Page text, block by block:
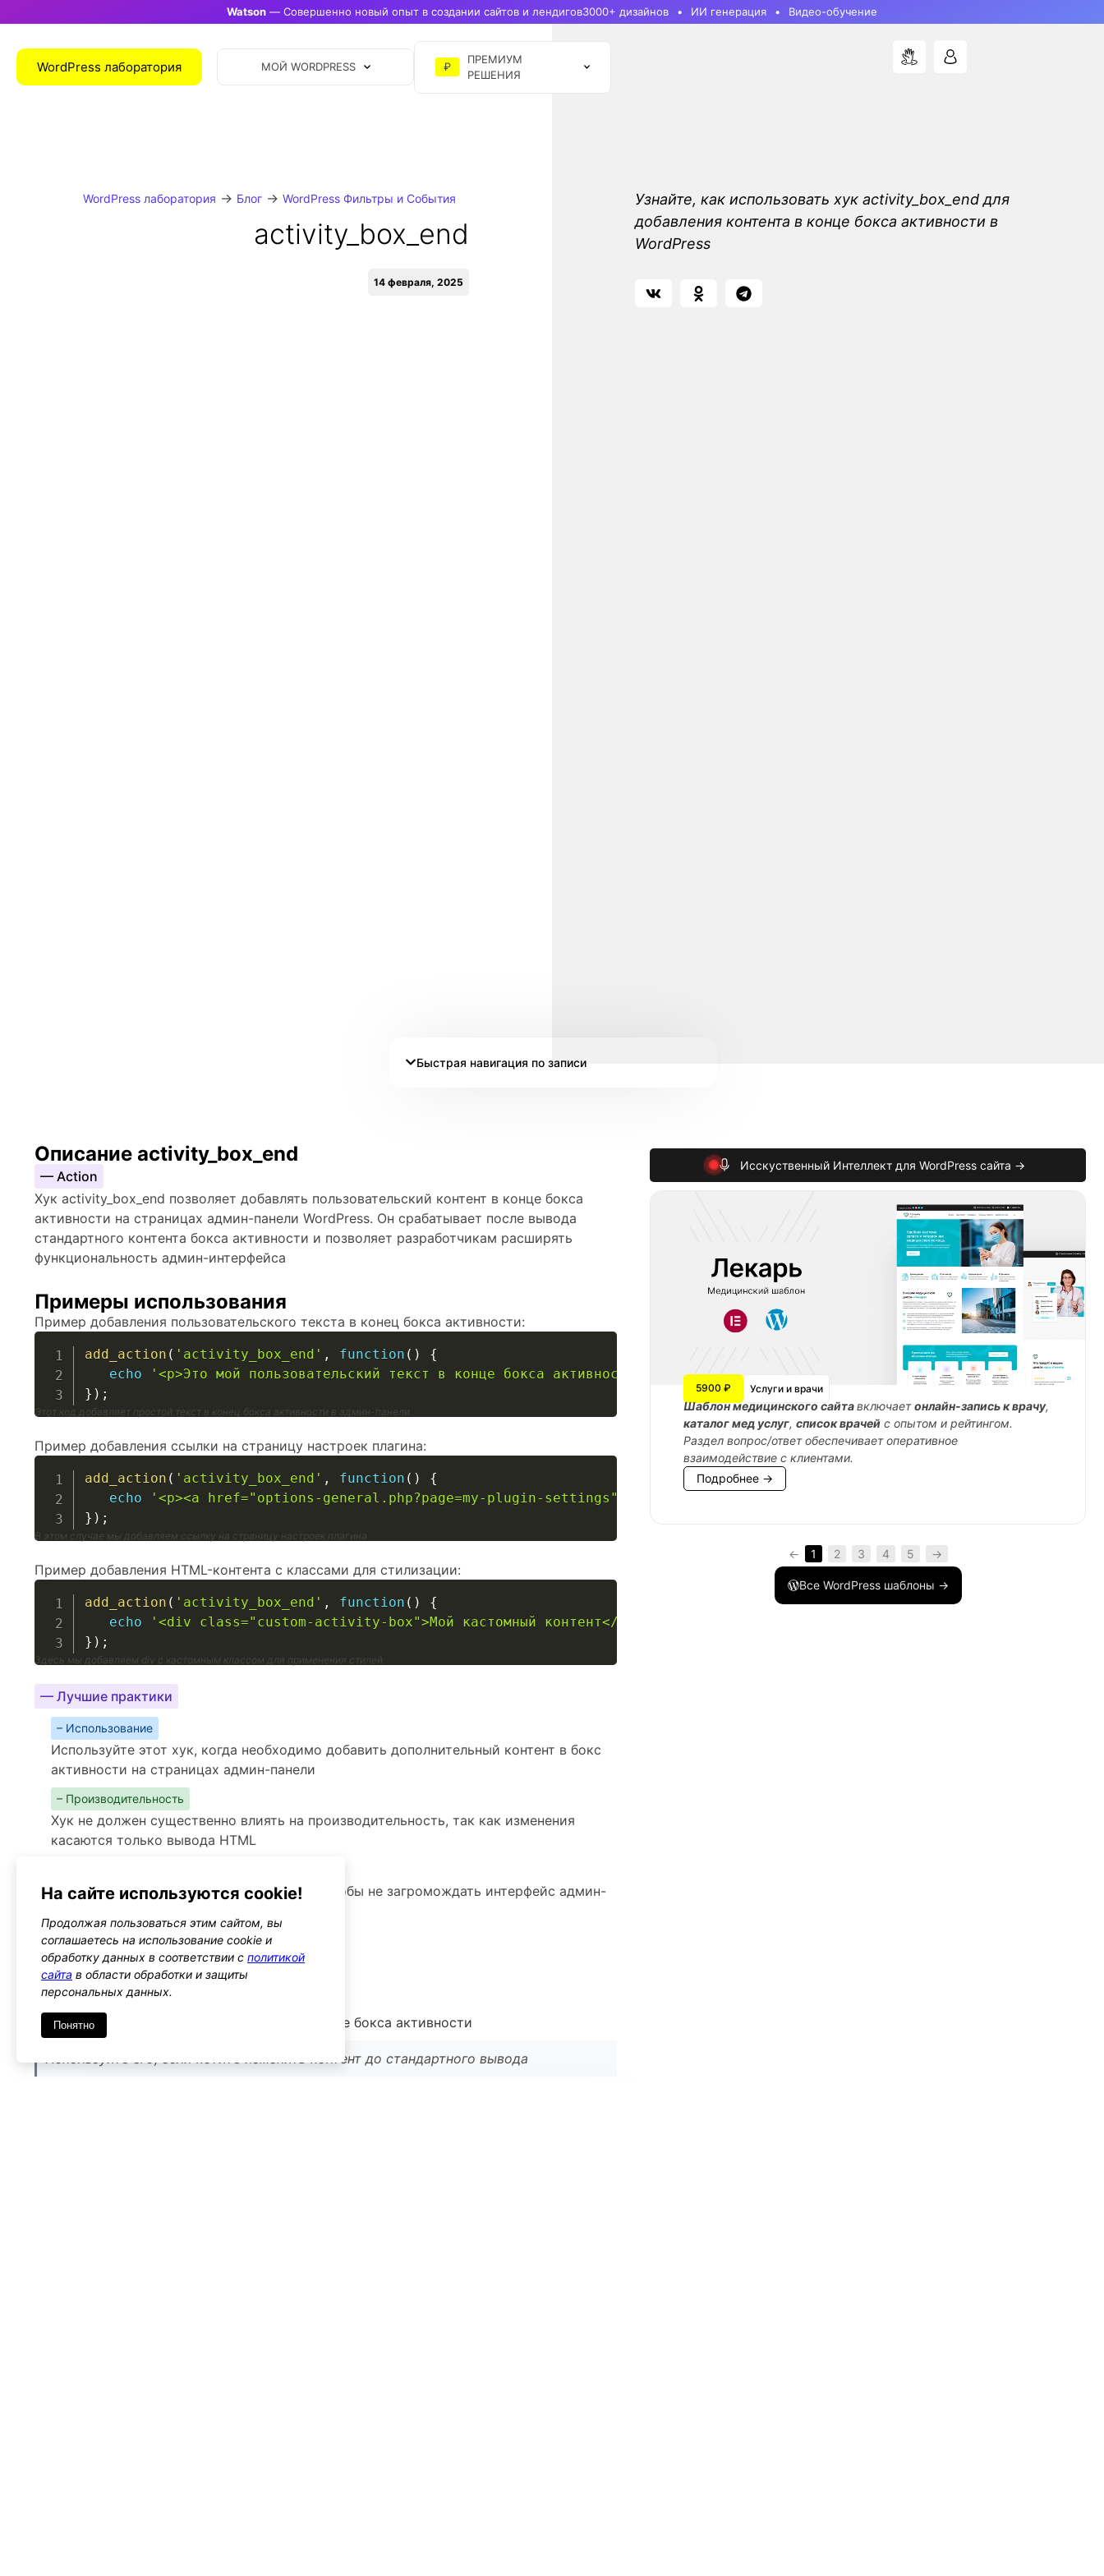
Watson — Совершенно новый опыт в создании сайтов и лендигов3000+ дизайнов ИИ генерация Видео-обучение
WordPress лаборатория МОЙ WORDPRESS ₽
ПРЕМИУМ
РЕШЕНИЯ
WordPress лаборатория → Блог→ WordPress Фильтры и События
activity_box_end
14 февраля, 2025
Узнайте, как использовать хук activity_box_end для
добавления контента в конце бокса активности в
WordPress
Быстрая навигация по записи
Описание activity_box_end
— Action
Хук activity_box_end позволяет добавлять пользовательский контент в конце бокса
активности на страницах админ-панели WordPress. Он срабатывает после вывода
стандартного контента бокса активности и позволяет разработчикам расширять
функциональность админ-интерфейса
Примеры использования
Пример добавления пользовательского текста в конец бокса активности:
add_action ( 'activity_box_end' , function ( )
{
echo
'<p>Это мой пользовательский текст в конце бокса активности.</p>';
} ) ;
Этот код добавляет простой текст в конец бокса активности в админ-панели
Пример добавления ссылки на страницу настроек плагина:
add_action ( 'activity_box_end' , function ( )
{
echo
'<p><a href="options-general.php?page=my-plugin-settings">Настройки плагина</a></p>'
} ) ;
В этом случае мы добавляем ссылку на страницу настроек плагина
Пример добавления HTML-контента с классами для стилизации:
add_action ( 'activity_box_end' , function ( )
{
echo
'<div class="custom-activity-box">Мой кастомный контент</div>'
} ) ;
Здесь мы добавляем div с кастомным классом для применения стилей
— Лучшие практики
– Использование
Используйте этот хук, когда необходимо добавить дополнительный контент в бокс
активности на страницах админ-панели
– Производительность
Хук не должен существенно влиять на производительность, так как изменения
касаются только вывода HTML
Не добавляйте слишком много контента, чтобы не загромождать интерфейс админ-
Альтернативы
activity_box_start
Тип: action
Этот хук позволяет добавлять контент в начале бокса активности
Используйте его, если хотите изменить контент до стандартного вывода
Исскуственный Интеллект для WordPress сайта →
5900 ₽ Услуги и врачи
Шаблон медицинского сайтавключаетонлайн-запись к врачу,
каталог мед услуг,список врачей с опытом и рейтингом.
Раздел вопрос/ответ обеспечивает оперативное
взаимодействие с клиентами.
Подробнее →
← 1 2 3 4 5 →
Все WordPress шаблоны →
На сайте используются cookie!
Продолжая пользоваться этим сайтом, вы
соглашаетесь на использование cookie и
обработку данных в соответствии с политикой
сайта в области обработки и защиты
персональных данных.
Понятно